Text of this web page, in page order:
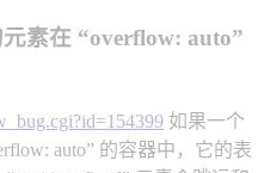
素在 “overflow: auto”
如果一个
auto” 的容器中，它的表